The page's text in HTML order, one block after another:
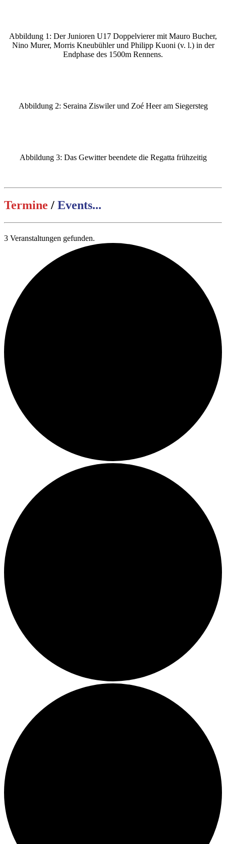
Abbildung 1: Der Junioren U17 Doppelvierer mit Mauro Bucher,
Nino Murer, Morris Kneubühler und Philipp Kuoni (v. l.) in der
Endphase des 1500m Rennens.
Abbildung 2: Seraina Ziswiler und Zoé Heer am Siegersteg
Abbildung 3: Das Gewitter beendete die Regatta frühzeitig
Termine / Events...
3 Veranstaltungen gefunden.